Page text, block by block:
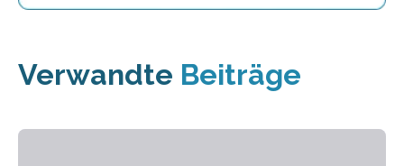
Verwandte Beiträge